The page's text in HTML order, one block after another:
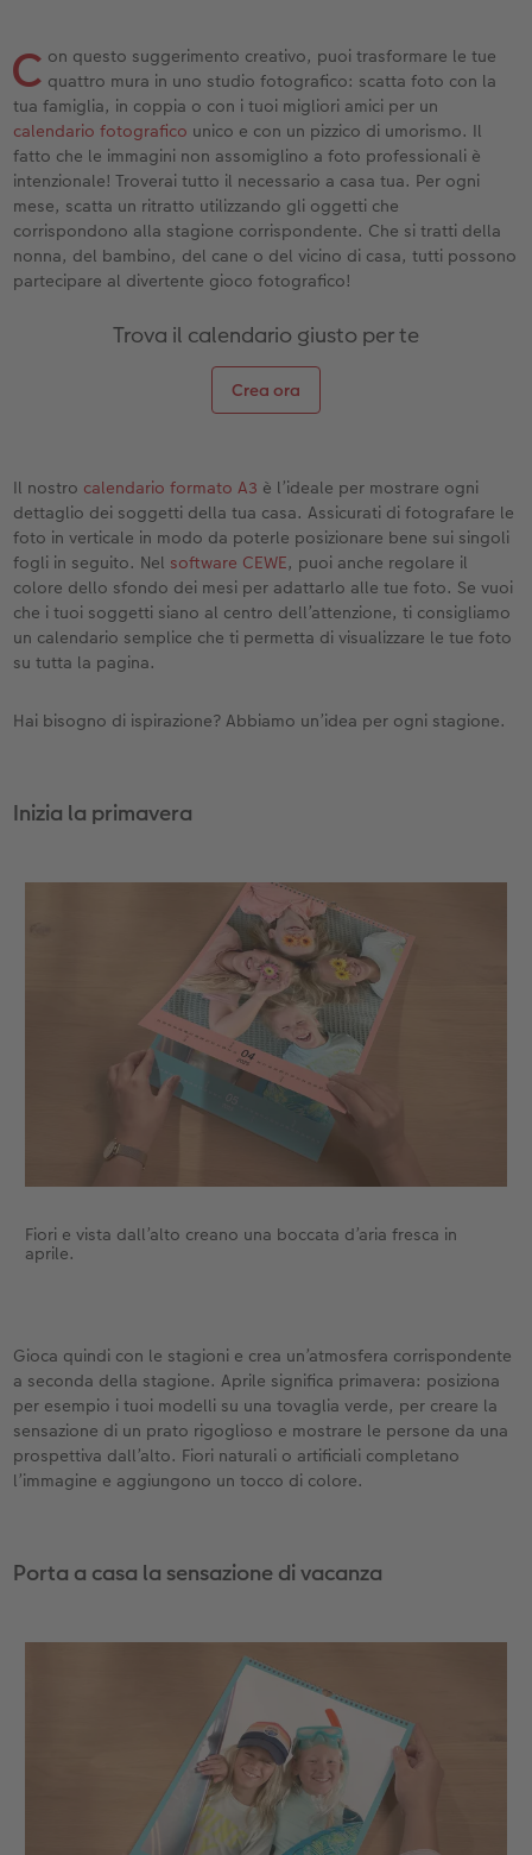
Tasca interna
FOTOLIBRO CEWE Kids
Copertina in pelle e lino
Primi passi
Come ordinare
Storie dei clienti
CEWE myPhotos
Accessori
Poster premium
Set di foto
Foto adesivi
Foto istantanee
Fototessere biometriche
CEWE myPhotos
Collage fotografico
hexxas
Plexiglas
Poster in alluminio
Foto su legno
Poster su forex
Consigli decorazione murale
CEWE myPhotos
Accessori
Biglietti pieghevoli
Foto biglietti
Cartoline postali
Cartoline singole con spedizione diretta
CEWE myPhotos
Scuola e ufficio
Animali domestici
Faber-Castell
Stampe artistiche
Foto-box regalo
Buono regalo CEWE
Barattolo per croccantini con foto
Novità
Cover rigide
Cover in pelle
Cover in legno
Cover cellulare con tracolla
Con design
Calendario da parete A4
Calendario da parete A4 Panoramico
Calendario da parete A3
Calendario da tavolo quadrato
CEWE myPhotos
Regali per la festa della mamma
Regali d’addio
Fotoregali per Pasqua
per gli sposi
per l’addio al nubilato
Annuario
Concorsi fotografici
Storie dei clienti
App
C on questo suggerimento creativo, puoi trasformare le tue
quattro mura in uno studio fotografico: scatta foto con la
tua famiglia, in coppia o con i tuoi migliori amici per un
calendario fotografico unico e con un pizzico di umorismo. Il
fatto che le immagini non assomiglino a foto professionali è
intenzionale! Troverai tutto il necessario a casa tua. Per ogni
mese, scatta un ritratto utilizzando gli oggetti che
corrispondono alla stagione corrispondente. Che si tratti della
nonna, del bambino, del cane o del vicino di casa, tutti possono
partecipare al divertente gioco fotografico!
Trova il calendario giusto per te
Crea ora
Il nostro calendario formato A3 è l’ideale per mostrare ogni
dettaglio dei soggetti della tua casa. Assicurati di fotografare le
foto in verticale in modo da poterle posizionare bene sui singoli
fogli in seguito. Nel software CEWE, puoi anche regolare il
colore dello sfondo dei mesi per adattarlo alle tue foto. Se vuoi
che i tuoi soggetti siano al centro dell’attenzione, ti consigliamo
un calendario semplice che ti permetta di visualizzare le tue foto
su tutta la pagina.
Hai bisogno di ispirazione? Abbiamo un’idea per ogni stagione.
Inizia la primavera
Fiori e vista dall’alto creano una boccata d’aria fresca in
aprile.
Gioca quindi con le stagioni e crea un’atmosfera corrispondente
a seconda della stagione. Aprile significa primavera: posiziona
per esempio i tuoi modelli su una tovaglia verde, per creare la
sensazione di un prato rigoglioso e mostrare le persone da una
prospettiva dall’alto. Fiori naturali o artificiali completano
l’immagine e aggiungono un tocco di colore.
Porta a casa la sensazione di vacanza